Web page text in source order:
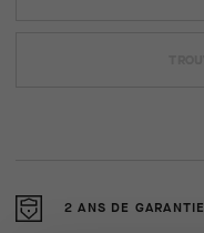
2 ANS DE GARANTIE